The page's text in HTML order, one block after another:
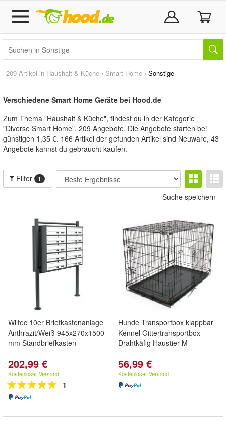
209 Artikel in Haushalt & Küche › Smart Home › Sonstige
Verschiedene Smart Home Geräte bei Hood.de
Zum Thema "Haushalt & Küche", findest du in der Kategorie
"Diverse Smart Home", 209 Angebote. Die Angebote starten bei
günstigen 1,35 €. 166 Artikel der gefunden Artikel sind Neuware, 43
Angebote kannst du gebraucht kaufen.
Filter 1
Suche speichern
Wiltec 10er Briefkastenanlage
Anthrazit/Weiß 945x270x1500
mm Standbriefkasten
202,99 €
Kostenloser Versand
1
Hunde Transportbox klappbar
Kennel Gittertransportbox
Drahtkäfig Haustier M
56,99 €
Kostenloser Versand